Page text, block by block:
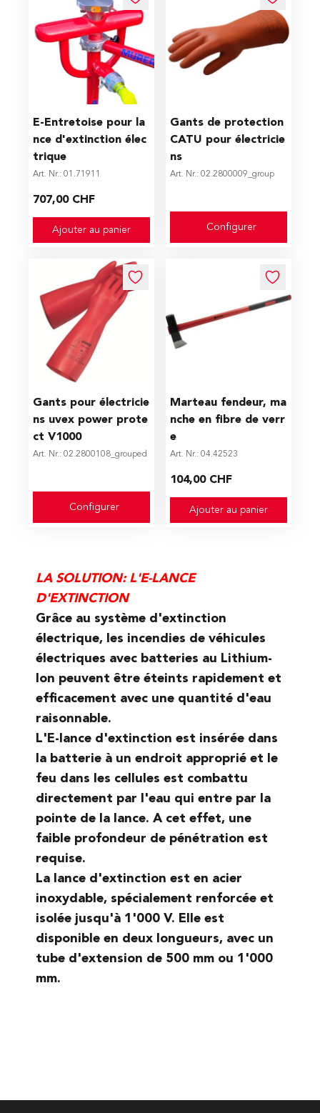
E-Entretoise pour la
nce d'extinction élec
trique
Art. Nr.: 01.71911
707,00 CHF
Ajouter au panier
Gants de protection
CATU pour électricie
ns
Art. Nr.: 02.2800009_group
The price depends on the
Configurer
Gants pour électricie
ns uvex power prote
ct V1000
Art. Nr.: 02.2800108_grouped
The price depends on the options chosen on the
Configurer
Marteau fendeur, ma
nche en fibre de verr
e
Art. Nr.: 04.42523
104,00 CHF
Ajouter au panier
LA SOLUTION: L'E-LANCE
D'EXTINCTION
Grâce au système d'extinction
électrique, les incendies de véhicules
électriques avec batteries au Lithium-
Ion peuvent être éteints rapidement et
efficacement avec une quantité d'eau
raisonnable.
L'E-lance d'extinction est insérée dans
la batterie à un endroit approprié et le
feu dans les cellules est combattu
directement par l'eau qui entre par la
pointe de la lance. A cet effet, une
faible profondeur de pénétration est
requise.
La lance d'extinction est en acier
inoxydable, spécialement renforcée et
isolée jusqu'à 1'000 V. Elle est
disponible en deux longueurs, avec un
tube d'extension de 500 mm ou 1'000
mm.